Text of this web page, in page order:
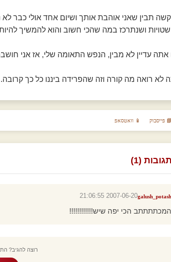
תבין שאני אוהבת אותך ושיום אחד אולי כבר
ושנתרכז במה שהכי חשוב והוא להמשיך להיות
עדיין לא מבין, הנפש התאומה שלי, אז אני
לא רואה מה קורה וזה שהפרידה ביננו כל כך קרובה.
📘 פייסבוק 📱 וואטסאפ
(1)
galush_potash
2007-06-20 21:06:55
המכתתתתב הכי יפה שיש!!!!!!!!!!!!
רוצה להגיב?